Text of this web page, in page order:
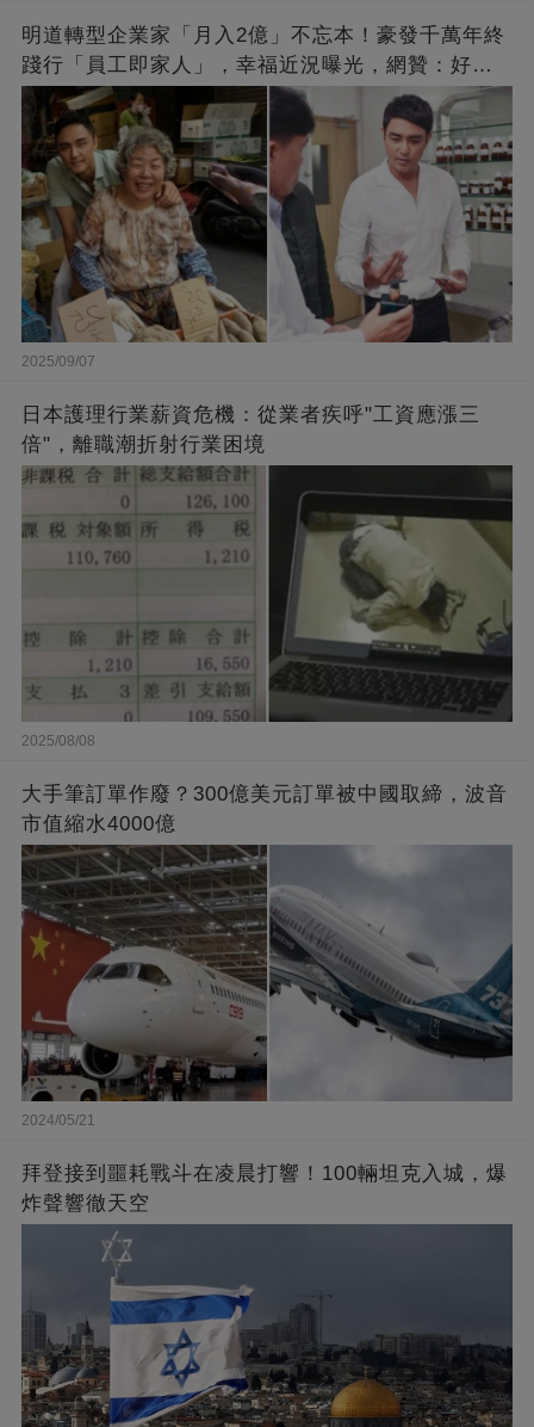
明道轉型企業家「月入2億」不忘本！豪發千萬年終
踐行「員工即家人」，幸福近況曝光，網贊：好老
闆的福報
2025/09/07
日本護理行業薪資危機：從業者疾呼"工資應漲三
倍"，離職潮折射行業困境
2025/08/08
大手筆訂單作廢？300億美元訂單被中國取締，波音
市值縮水4000億
2024/05/21
拜登接到噩耗戰斗在凌晨打響！100輛坦克入城，爆
炸聲響徹天空